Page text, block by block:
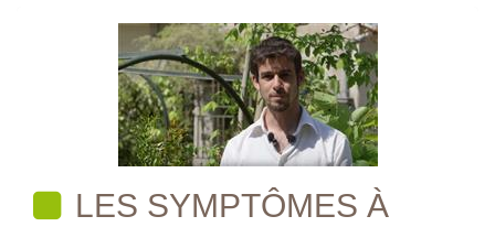
LES SYMPTÔMES À